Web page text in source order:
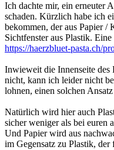
Ich dachte mir, ein erneuter
schaden. Kürzlich habe ich
bekommen, der aus Papier /
Sichtfenster aus Plastik.
https://haerzbluet-pasta.ch/
Inwieweit die Innenseite des
nicht, kann ich leider nicht
lohnen, einen solchen
Natürlich wird hier auch
sicher weniger als bei euren
Und Papier wird aus
im Gegensatz zu Plastik, der